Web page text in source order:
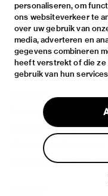
personaliseren, om
ons websiteverkeer te
over uw gebruik van
media, adverteren en
gegevens combineren
heeft verstrekt of die ze
gebruik van hun
over
het museum
de collectie
fondsen & partners
huisregels
privacy & cookies
disclaimer & colofon
digitoegankelijkheid